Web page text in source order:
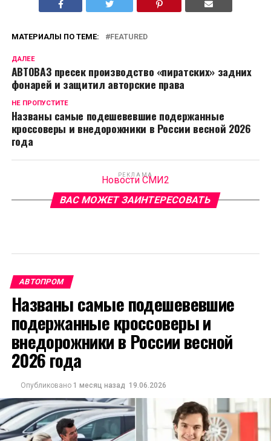
МАТЕРИАЛЫ ПО ТЕМЕ: FEATURED
ДАЛЕЕ
АВТОВАЗ пресек производство «пиратских» задних
фонарей и защитил авторские права
НЕ ПРОПУСТИТЕ
Названы самые подешевевшие подержанные
кроссоверы и внедорожники в России весной 2026
года
РЕКЛАМА
Новости СМИ2
ВАС МОЖЕТ ЗАИНТЕРЕСОВАТЬ
АВТОПРОМ
Названы самые подешевевшие
подержанные кроссоверы и
внедорожники в России весной
2026 года
Опубликовано 1 месяц назад 19.06.2026